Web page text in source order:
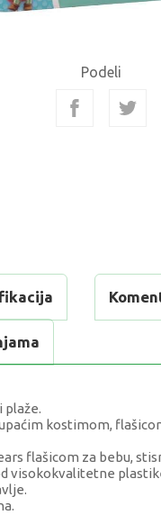
Podeli
plaže.
kostimom,
flašicom za bebu,
visokokvalitetne